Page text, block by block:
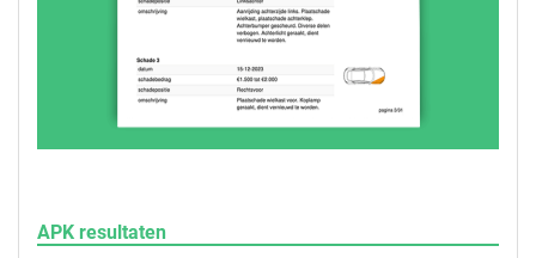
APK resultaten